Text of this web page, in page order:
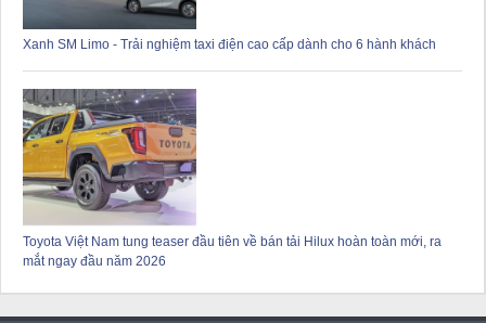
Xanh SM Limo - Trải nghiệm taxi điện cao cấp dành cho 6 hành khách
Toyota Việt Nam tung teaser đầu tiên về bán tải Hilux hoàn toàn mới, ra
mắt ngay đầu năm 2026